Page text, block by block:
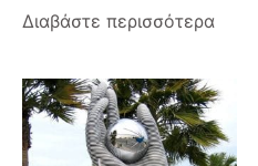
Διαβάστε περισσότερα